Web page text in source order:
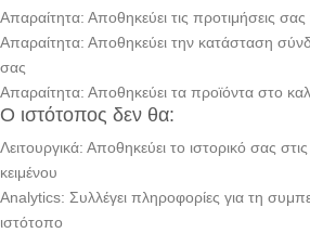
Απαραίτητα: Αποθηκεύει τις προτιμήσεις
Απαραίτητα: Αποθηκεύει την κατάσταση
σας
Απαραίτητα: Αποθηκεύει τα προϊόντα στο
Ο ιστότοπος δεν θα:
Λειτουργικά: Αποθηκεύει το ιστορικό σας
κειμένου
Analytics: Συλλέγει πληροφορίες για τη
ιστότοπο